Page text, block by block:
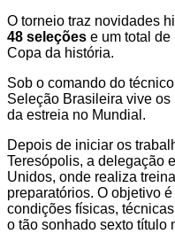
O torneio traz novidades
48 seleções e um total de
Copa da história.
Sob o comando do
Seleção Brasileira vive
da estreia no Mundial.
Depois de iniciar os
Teresópolis, a delegação
Unidos, onde realiza
preparatórios. O objetivo
condições físicas,
o tão sonhado sexto título